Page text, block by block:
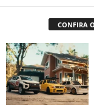
CONFIRA